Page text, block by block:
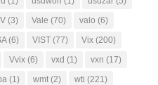
V (3) Vale (70) valo (6)
(6) VIST (77) Vix (200)
Vvix (6) vxd (1) vxn (17)
(1) wmt (2) wti (221)